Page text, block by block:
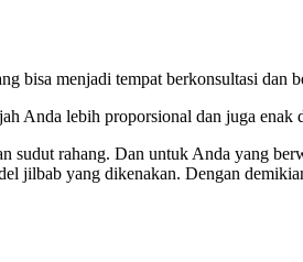
bisa menjadi tempat berkonsultasi dan
Anda lebih proporsional dan juga enak
sudut rahang. Dan untuk Anda yang
jilbab yang dikenakan. Dengan